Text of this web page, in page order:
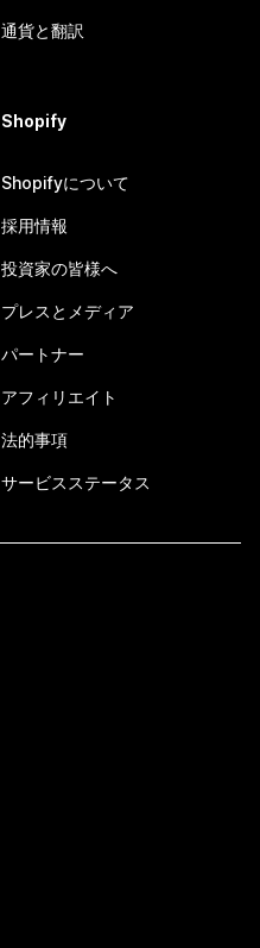
通貨と翻訳
Shopify
Shopifyについて
採用情報
投資家の皆様へ
プレスとメディア
パートナー
アフィリエイト
法的事項
サービスステータス